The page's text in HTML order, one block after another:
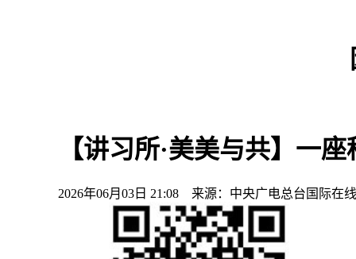
【讲习所·美美与共】一
2026年06月03日 21:08 来源：中央广电总台国际在线